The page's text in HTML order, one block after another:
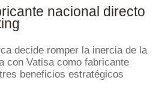
nacional directo
decide romper la inercia de la
con Vatisa como fabricante
beneficios estratégicos